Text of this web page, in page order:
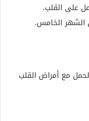
على القلب.
الشهر الخامس.
مع أمراض القلب